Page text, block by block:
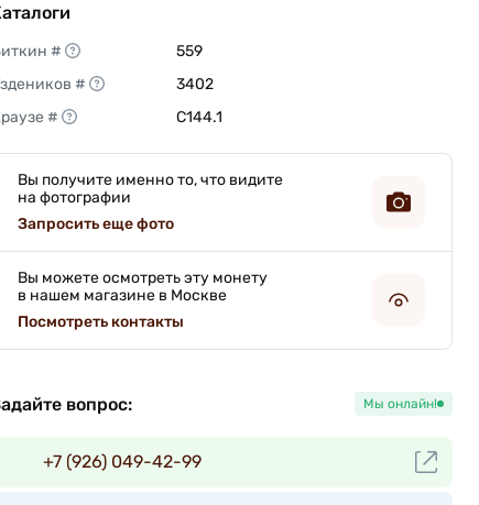
#
559
#
3402
#
C144.1
Вы получите именно то, что видите
на фотографии
Запросить еще фото
Вы можете осмотреть эту монету
в нашем магазине в Москве
Посмотреть контакты
вопрос: Мы онлайн!
+7 (926) 049-42-99